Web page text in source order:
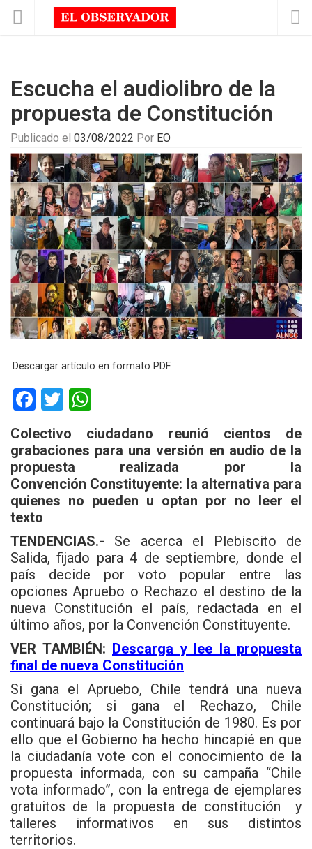
Escucha el audiolibro de la
propuesta de Constitución
Publicado el 03/08/2022 Por EO
Descargar artículo en formato PDF
F
ce
b
o
o
k
T
tt
er
h
at
s
A
p
p
Colectivo ciudadano reunió cientos de
grabaciones para una versión en audio de la
propuesta realizada por la
Convención Constituyente: la alternativa para
quienes no pueden u optan por no leer el
texto
TENDENCIAS.- Se acerca el Plebiscito de
Salida, fijado para 4 de septiembre, donde el
país decide por voto popular entre las
opciones Apruebo o Rechazo el destino de la
nueva Constitución el país, redactada en el
último años, por la Convención Constituyente.
VER TAMBIÉN: Descarga y lee la propuesta
final de nueva Constitución
Si gana el Apruebo, Chile tendrá una nueva
Constitución; si gana el Rechazo, Chile
continuará bajo la Constitución de 1980. Es por
ello que el Gobierno ha hecho hincapié en que
la ciudadanía vote con el conocimiento de la
propuesta informada, con su campaña “Chile
vota informado”, con la entrega de ejemplares
gratuitos de la propuesta de constitución y
talleres informativos en sus distintos
territorios.